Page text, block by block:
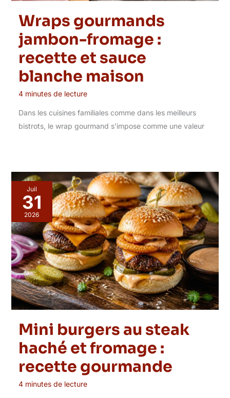
Wraps gourmands
jambon-fromage :
recette et sauce
blanche maison
4 minutes de lecture
Dans les cuisines familiales comme dans les meilleurs
bistrots, le wrap gourmand s’impose comme une valeur
Juil
31
2026
Mini burgers au steak
haché et fromage :
recette gourmande
4 minutes de lecture